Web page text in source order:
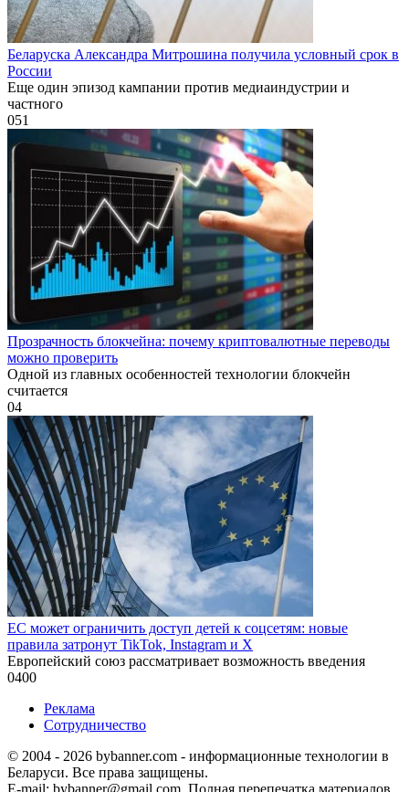
Беларуска Александра Митрошина получила условный срок в
России
Еще один эпизод кампании против медиаиндустрии и
частного
051
Прозрачность блокчейна: почему криптовалютные переводы
можно проверить
Одной из главных особенностей технологии блокчейн
считается
04
ЕС может ограничить доступ детей к соцсетям: новые
правила затронут TikTok, Instagram и X
Европейский союз рассматривает возможность введения
0400
Реклама
Сотрудничество
© 2004 - 2026 bybanner.com - информационные технологии в
Беларуси. Все права защищены.